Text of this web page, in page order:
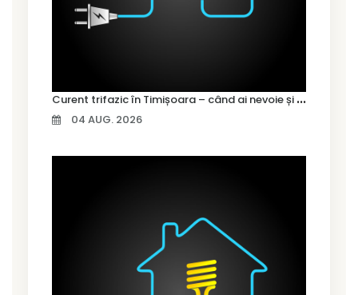
C
urent trifazic în Timișoara – când ai nevoie și cum îl alegi
04 AUG. 2026